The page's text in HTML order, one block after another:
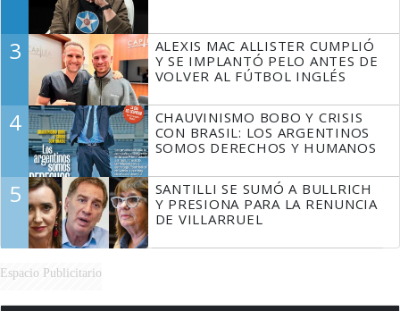
3
ALEXIS MAC ALLISTER CUMPLIÓ
Y SE IMPLANTÓ PELO ANTES DE
VOLVER AL FÚTBOL INGLÉS
4
CHAUVINISMO BOBO Y CRISIS
CON BRASIL: LOS ARGENTINOS
SOMOS DERECHOS Y HUMANOS
5
SANTILLI SE SUMÓ A BULLRICH
Y PRESIONA PARA LA RENUNCIA
DE VILLARRUEL
Espacio Publicitario